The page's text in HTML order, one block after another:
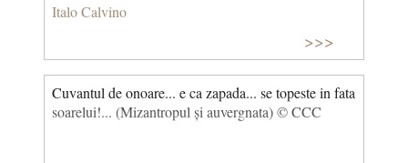
Italo Calvino
>>>
Cuvantul de onoare... e ca zapada... se topeste in fata
soarelui!... (Mizantropul și auvergnata) © CCC